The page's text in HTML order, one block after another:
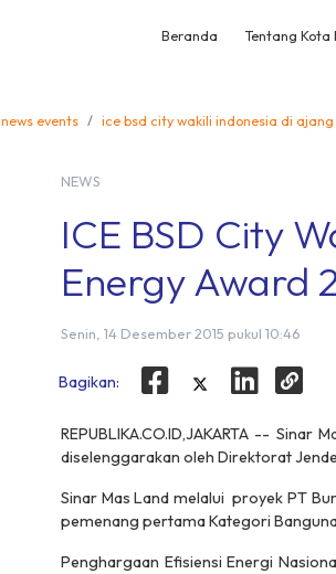
Beranda Tentang Kota
news events ice bsd city wakili indonesia di
NEWS
ICE BSD City
Energy Award
Senin, 14 Desember 2015 pukul 10:46
Bagikan:
REPUBLIKA.CO.ID,JAKARTA --
diselenggarakan oleh Direktorat
Sinar Mas Land melalui proyek PT
pemenang pertama Kategori
Penghargaan Efisiensi Energi